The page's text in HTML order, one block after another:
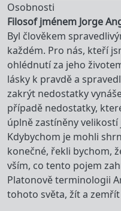
Osobnosti
Filosof jménem Jorge
Byl člověkem
každém. Pro nás, kteří
ohlédnutí za jeho
lásky k pravdě a
zakrýt nedostatky
případě nedostatky,
úplně zastíněny
Kdybychom je mohli
konečné, řekli bychom,
vším, co tento pojem
Platonově terminologii
tohoto světa, žít a